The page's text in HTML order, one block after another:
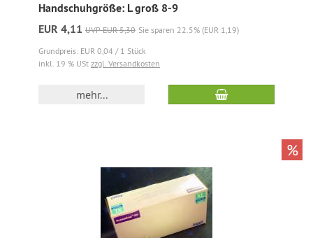
Handschuhgröße: L groß 8-9
EUR 4,11 UVP EUR 5,30 Sie sparen 22.5% (EUR 1,19)
Grundpreis: EUR 0,04 / 1 Stück
inkl. 19 % USt zzgl. Versandkosten
mehr...
%